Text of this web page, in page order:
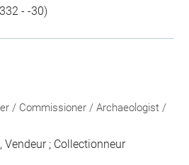
- -30)
/ Commissioner / Archaeologist /
, Vendeur ; Collectionneur